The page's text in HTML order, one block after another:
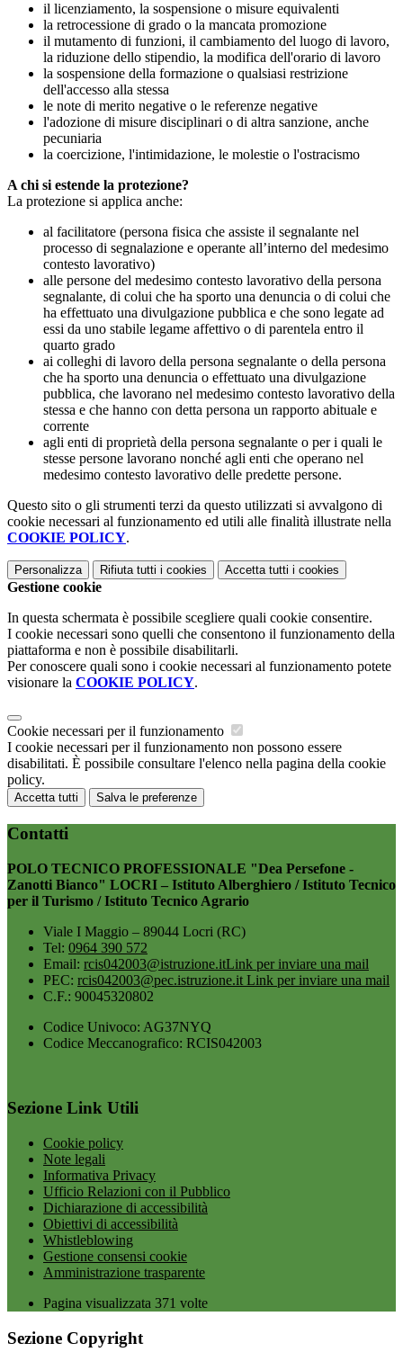
il licenziamento, la sospensione o misure equivalenti
la retrocessione di grado o la mancata promozione
il mutamento di funzioni, il cambiamento del luogo di lavoro,
la riduzione dello stipendio, la modifica dell'orario di lavoro
la sospensione della formazione o qualsiasi restrizione
dell'accesso alla stessa
le note di merito negative o le referenze negative
l'adozione di misure disciplinari o di altra sanzione, anche
pecuniaria
la coercizione, l'intimidazione, le molestie o l'ostracismo
A chi si estende la protezione?
La protezione si applica anche:
al facilitatore (persona fisica che assiste il segnalante nel
processo di segnalazione e operante all’interno del medesimo
contesto lavorativo)
alle persone del medesimo contesto lavorativo della persona
segnalante, di colui che ha sporto una denuncia o di colui che
ha effettuato una divulgazione pubblica e che sono legate ad
essi da uno stabile legame affettivo o di parentela entro il
quarto grado
ai colleghi di lavoro della persona segnalante o della persona
che ha sporto una denuncia o effettuato una divulgazione
pubblica, che lavorano nel medesimo contesto lavorativo della
stessa e che hanno con detta persona un rapporto abituale e
corrente
agli enti di proprietà della persona segnalante o per i quali le
stesse persone lavorano nonché agli enti che operano nel
medesimo contesto lavorativo delle predette persone.
Questo sito o gli strumenti terzi da questo utilizzati si avvalgono di
cookie necessari al funzionamento ed utili alle finalità illustrate nella
COOKIE POLICY.
Personalizza Rifiuta tutti i cookies Accetta tutti i cookies
Gestione cookie
In questa schermata è possibile scegliere quali cookie consentire.
I cookie necessari sono quelli che consentono il funzionamento della
piattaforma e non è possibile disabilitarli.
Per conoscere quali sono i cookie necessari al funzionamento potete
visionare la COOKIE POLICY.
Cookie necessari per il funzionamento
I cookie necessari per il funzionamento non possono essere
disabilitati. È possibile consultare l'elenco nella pagina della cookie
policy.
Accetta tutti Salva le preferenze
Contatti
POLO TECNICO PROFESSIONALE "Dea Persefone -
Zanotti Bianco" LOCRI – Istituto Alberghiero / Istituto Tecnico
per il Turismo / Istituto Tecnico Agrario
Viale I Maggio – 89044 Locri (RC)
Tel: 0964 390 572
Email: rcis042003@istruzione.itLink per inviare una mail
PEC: rcis042003@pec.istruzione.it Link per inviare una mail
C.F.: 90045320802
Codice Univoco: AG37NYQ
Codice Meccanografico: RCIS042003
Sezione Link Utili
Cookie policy
Note legali
Informativa Privacy
Ufficio Relazioni con il Pubblico
Dichiarazione di accessibilità
Obiettivi di accessibilità
Whistleblowing
Gestione consensi cookie
Amministrazione trasparente
Pagina visualizzata 371 volte
Sezione Copyright